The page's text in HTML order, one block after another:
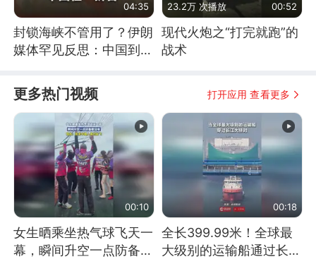
04:35
封锁海峡不管用了？伊朗
媒体罕见反思：中国到底
23.2万 次播放 00:52
现代火炮之“打完就跑”的
战术
更多热门视频 打开应用 查看更多
00:10
女生晒乘坐热气球飞天一
幕，瞬间升空一点防备都
00:18
全长399.99米！全球最
大级别的运输船通过长江